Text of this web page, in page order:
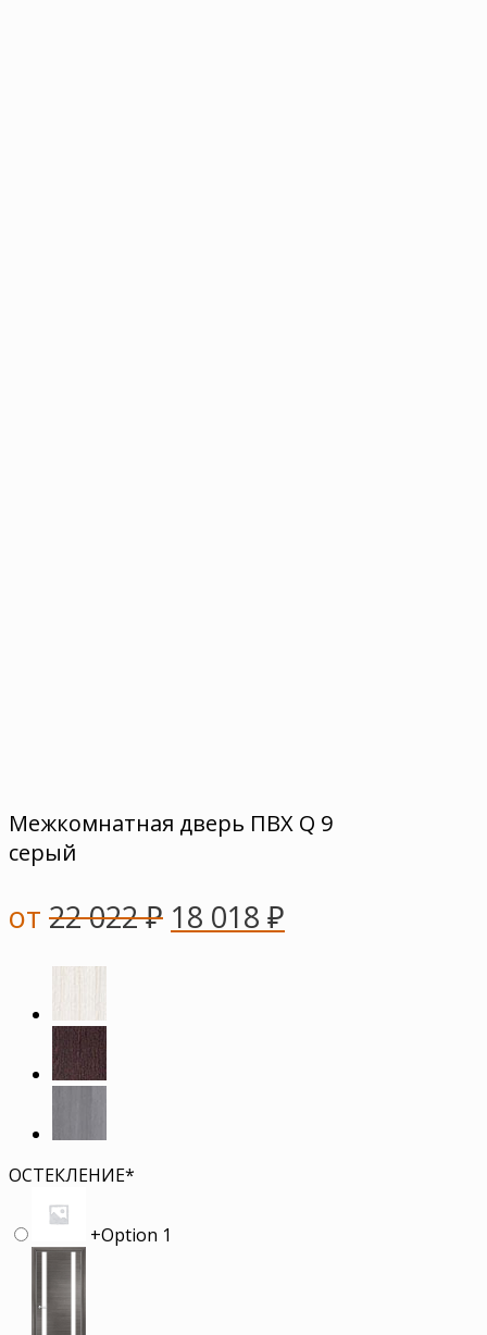
Межкомнатная дверь ПВХ Q 9
серый
от 22 022₽ 18 018 ₽
ОСТЕКЛЕНИЕ*
+Option 1